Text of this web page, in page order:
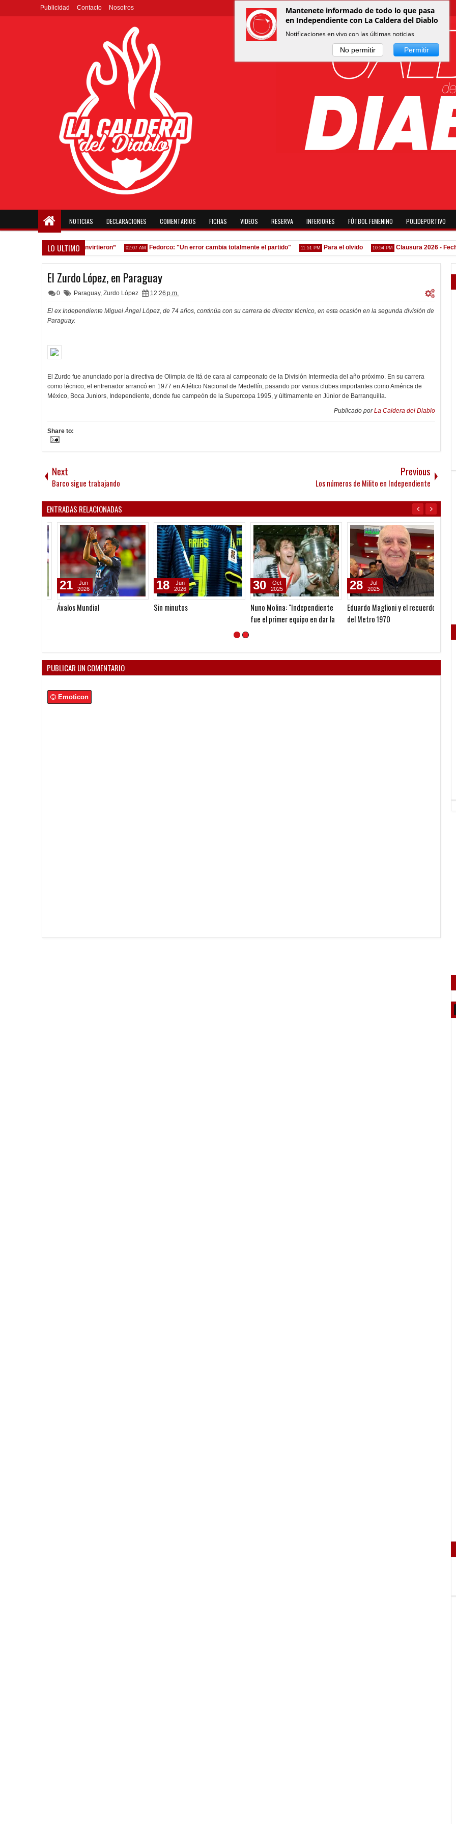
Publicidad Contacto Nosotros
NOTICIAS DECLARACIONES COMENTARIOS FICHAS VIDEOS RESERVA INFERIORES FÚTBOL FEMENINO POLIDEPORTIVO
LO ULTIMO
y ellos convirtieron” 02:07 AM Fedorco: "Un error cambia totalmente el partido" 11:51 PM Para el olvido 10:54 PM Clausura 2026 - Fecha 4
El Zurdo López, en Paraguay
0 Paraguay, Zurdo López 12:26 p.m.
El ex Independiente Miguel Ángel López, de 74 años, continúa con su carrera de director técnico, en esta ocasión en la segunda división de
Paraguay.
El Zurdo fue anunciado por la directiva de Olimpia de Itá de cara al campeonato de la División Intermedia del año próximo. En su carrera
como técnico, el entrenador arrancó en 1977 en Atlético Nacional de Medellín, pasando por varios clubes importantes como América de
México, Boca Juniors, Independiente, donde fue campeón de la Supercopa 1995, y últimamente en Júnior de Barranquilla.
Publicado porLa Caldera del Diablo
Share to:
Next
Barco sigue trabajando
Previous
Los números de Milito en Independiente
ENTRADAS RELACIONADAS
Ávalos Mundial
21
Jun
2026
Sin minutos
18
Jun
2026
Nuno Molina: "Independiente
fue el primer equipo en dar la
vuelta en el Maracaná"
30
Oct
2025
Eduardo Maglioni y el recuerdo
del Metro 1970
28
2025
PUBLICAR UN COMENTARIO
Emoticon
Mantenete informado de todo lo que pasa
en Independiente con La Caldera del Diablo
Notificaciones en vivo con las últimas noticias
No permitir Permitir